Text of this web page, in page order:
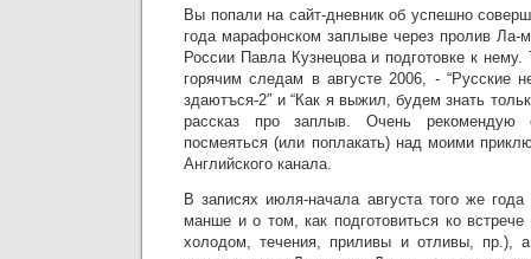
Вы попали на сайт-дневник об успешно
года марафонском заплыве через пролив
России Павла Кузнецова и подготовке к
горячим следам в августе 2006, - “Русские
здаютъся-2″ и “Как я выжил, будем знать
рассказ про заплыв. Очень
посмеяться (или поплакать) над моими
Английского канала.
В записях июля-начала августа того же
манше и о том, как подготовиться ко
холодом, течения, приливы и отливы, пр.),